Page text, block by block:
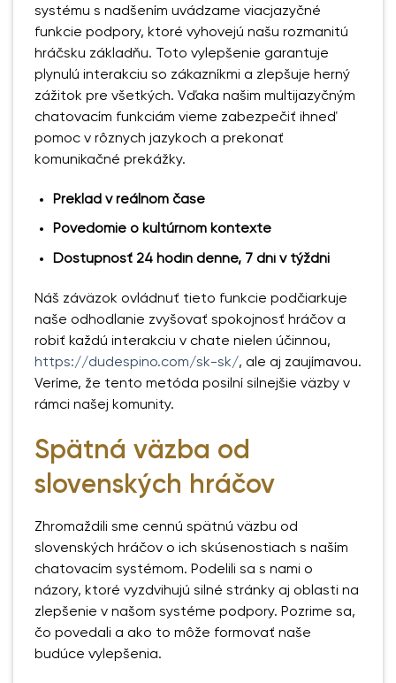
systému s nadšením uvádzame viacjazyčné
funkcie podpory, ktoré vyhovejú našu rozmanitú
hráčsku základňu. Toto vylepšenie garantuje
plynulú interakciu so zákazníkmi a zlepšuje herný
zážitok pre všetkých. Vďaka našim multijazyčným
chatovacím funkciám vieme zabezpečiť ihneď
pomoc v rôznych jazykoch a prekonať
komunikačné prekážky.
Preklad v reálnom čase
Povedomie o kultúrnom kontexte
Dostupnosť 24 hodín denne, 7 dní v týždni
Náš záväzok ovládnuť tieto funkcie podčiarkuje
naše odhodlanie zvyšovať spokojnosť hráčov a
robiť každú interakciu v chate nielen účinnou,
https://dudespino.com/sk-sk/, ale aj zaujímavou.
Veríme, že tento metóda posilní silnejšie väzby v
rámci našej komunity.
Spätná väzba od
slovenských hráčov
Zhromaždili sme cennú spätnú väzbu od
slovenských hráčov o ich skúsenostiach s naším
chatovacím systémom. Podelili sa s nami o
názory, ktoré vyzdvihujú silné stránky aj oblasti na
zlepšenie v našom systéme podpory. Pozrime sa,
čo povedali a ako to môže formovať naše
budúce vylepšenia.